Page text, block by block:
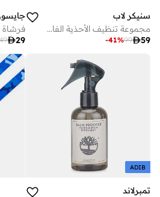
سنيكر لاب
مجموعة تنظيف الأحذية الفاخرة
59
99
-41%
فرشاة
29
ADIB
تمبرلاند